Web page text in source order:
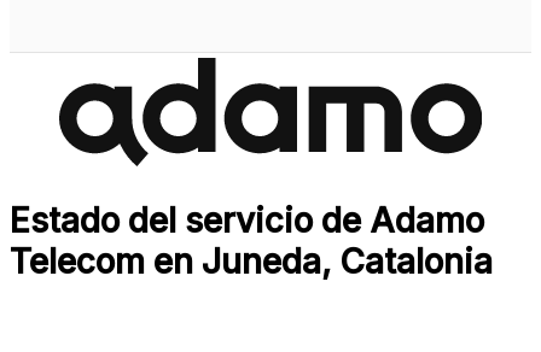
Estado del servicio de Adamo
Telecom en Juneda, Catalonia